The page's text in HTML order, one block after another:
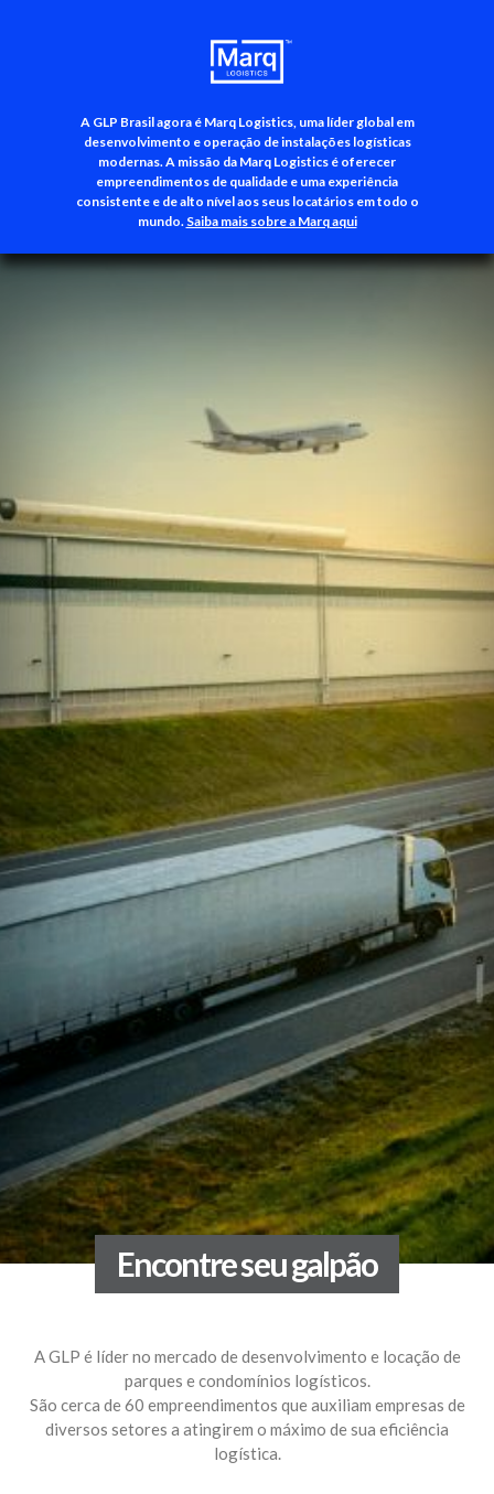
A GLP Brasil agora é Marq Logistics, uma líder global em
desenvolvimento e operação de instalações logísticas
modernas. A missão da Marq Logistics é oferecer
empreendimentos de qualidade e uma experiência
consistente e de alto nível aos seus locatários em todo o
mundo. Saiba mais sobre a Marq aqui
+55 (11) 3500-3700
Encontre seu galpão
A GLP é líder no mercado de desenvolvimento e locação de
parques e condomínios logísticos.
São cerca de 60 empreendimentos que auxiliam empresas de
diversos setores a atingirem o máximo de sua eficiência
logística.